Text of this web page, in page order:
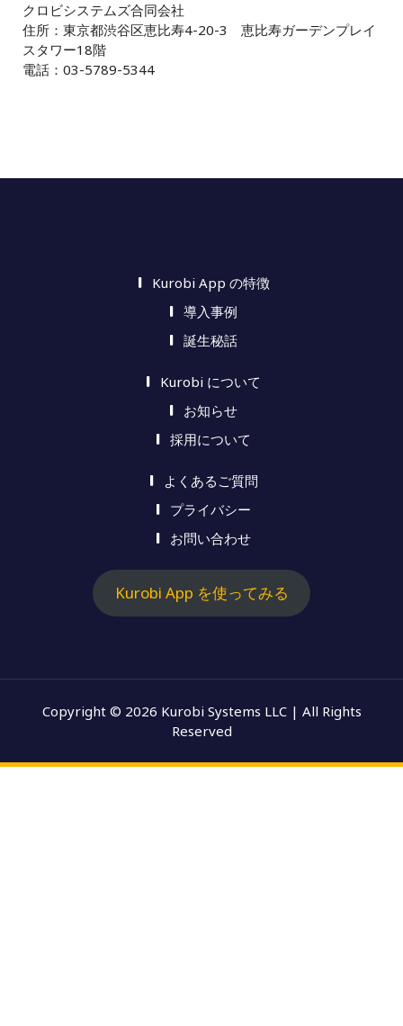
クロビシステムズ合同会社
住所：東京都渋谷区恵比寿4-20-3 恵比寿ガーデンプレイ
スタワー18階
電話：03-5789-5344
Kurobi App の特徴
導入事例
誕生秘話
Kurobi について
お知らせ
採用について
よくあるご質問
プライバシー
お問い合わせ
Kurobi App を使ってみる
Copyright © 2026 Kurobi Systems LLC | All Rights
Reserved